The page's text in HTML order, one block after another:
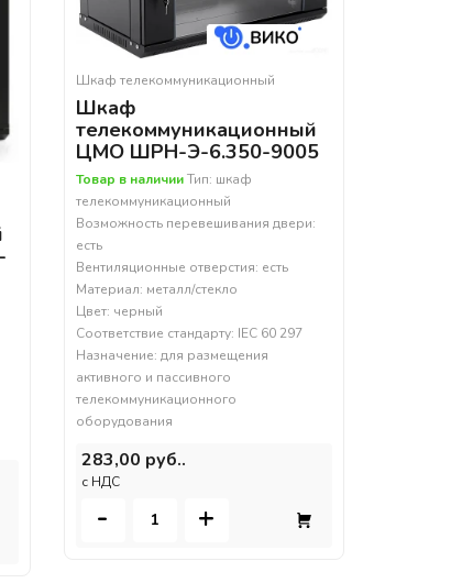
Шкаф телекоммуникационный
Шкаф
телекоммуникационный
ЦМО ШРН-Э-6.350-9005
Товар в наличииТип: шкаф
телекоммуникационный
Возможность перевешивания двери:
есть
Вентиляционные отверстия: есть
Материал: металл/стекло
Цвет: черный
Соответствие стандарту: IEC 60 297
Назначение: для размещения
активного и пассивного
телекоммуникационного
оборудования
283,00 руб..
c НДС
- +